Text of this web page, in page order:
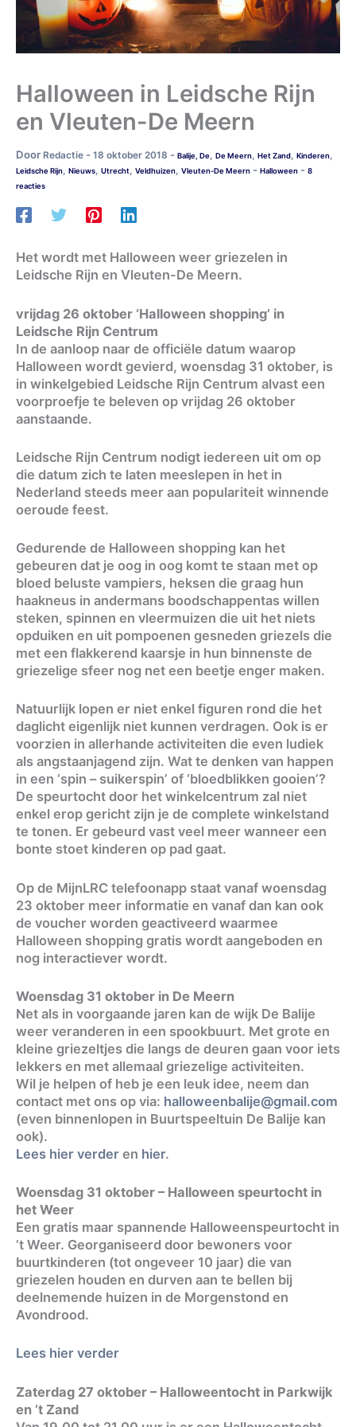
Halloween in Leidsche Rijn
en Vleuten-De Meern
Door Redactie - 18 oktober 2018 - Balije, De, De Meern, Het Zand, Kinderen,
Leidsche Rijn, Nieuws, Utrecht, Veldhuizen, Vleuten-De Meern - Halloween - 8
reacties
Het wordt met Halloween weer griezelen in
Leidsche Rijn en Vleuten-De Meern.
vrijdag 26 oktober ‘Halloween shopping’ in
Leidsche Rijn Centrum
In de aanloop naar de officiële datum waarop
Halloween wordt gevierd, woensdag 31 oktober, is
in winkelgebied Leidsche Rijn Centrum alvast een
voorproefje te beleven op vrijdag 26 oktober
aanstaande.
Leidsche Rijn Centrum nodigt iedereen uit om op
die datum zich te laten meeslepen in het in
Nederland steeds meer aan populariteit winnende
oeroude feest.
Gedurende de Halloween shopping kan het
gebeuren dat je oog in oog komt te staan met op
bloed beluste vampiers, heksen die graag hun
haakneus in andermans boodschappentas willen
steken, spinnen en vleermuizen die uit het niets
opduiken en uit pompoenen gesneden griezels die
met een flakkerend kaarsje in hun binnenste de
griezelige sfeer nog net een beetje enger maken.
Natuurlijk lopen er niet enkel figuren rond die het
daglicht eigenlijk niet kunnen verdragen. Ook is er
voorzien in allerhande activiteiten die even ludiek
als angstaanjagend zijn. Wat te denken van happen
in een ‘spin – suikerspin’ of ‘bloedblikken gooien’?
De speurtocht door het winkelcentrum zal niet
enkel erop gericht zijn je de complete winkelstand
te tonen. Er gebeurd vast veel meer wanneer een
bonte stoet kinderen op pad gaat.
Op de MijnLRC telefoonapp staat vanaf woensdag
23 oktober meer informatie en vanaf dan kan ook
de voucher worden geactiveerd waarmee
Halloween shopping gratis wordt aangeboden en
nog interactiever wordt.
Woensdag 31 oktober in De Meern
Net als in voorgaande jaren kan de wijk De Balije
weer veranderen in een spookbuurt. Met grote en
kleine griezeltjes die langs de deuren gaan voor iets
lekkers en met allemaal griezelige activiteiten.
Wil je helpen of heb je een leuk idee, neem dan
contact met ons op via: halloweenbalije@gmail.com
(even binnenlopen in Buurtspeeltuin De Balije kan
ook).
Lees hier verder en hier.
Woensdag 31 oktober – Halloween speurtocht in
het Weer
Een gratis maar spannende Halloweenspeurtocht in
’t Weer. Georganiseerd door bewoners voor
buurtkinderen (tot ongeveer 10 jaar) die van
griezelen houden en durven aan te bellen bij
deelnemende huizen in de Morgenstond en
Avondrood.
Lees hier verder
Zaterdag 27 oktober – Halloweentocht in Parkwijk
en ’t Zand